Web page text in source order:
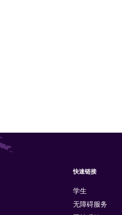
快速链接
学生
无障碍服务